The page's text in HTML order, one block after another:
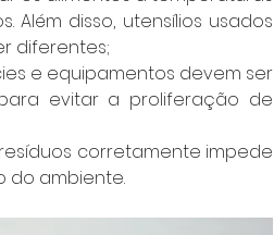
Além disso, utensílios usados
diferentes;
e equipamentos devem ser
evitar a proliferação de
corretamente impede
do ambiente.